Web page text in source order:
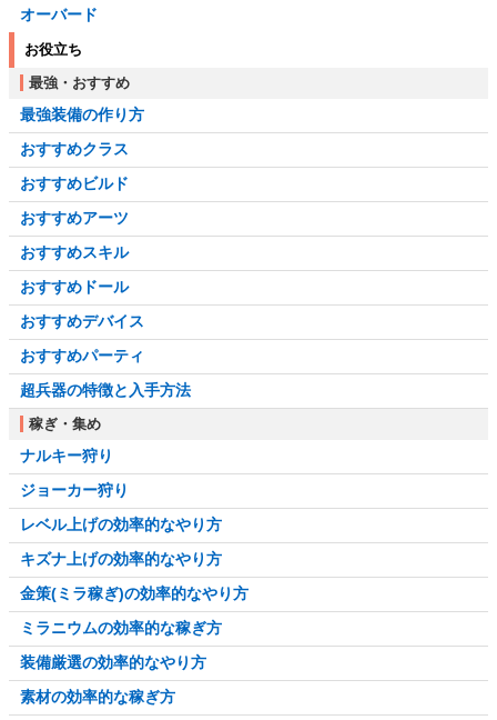
オーバード
お役立ち
最強・おすすめ
最強装備の作り方
おすすめクラス
おすすめビルド
おすすめアーツ
おすすめスキル
おすすめドール
おすすめデバイス
おすすめパーティ
超兵器の特徴と入手方法
稼ぎ・集め
ナルキー狩り
ジョーカー狩り
レベル上げの効率的なやり方
キズナ上げの効率的なやり方
金策(ミラ稼ぎ)の効率的なやり方
ミラニウムの効率的な稼ぎ方
装備厳選の効率的なやり方
素材の効率的な稼ぎ方